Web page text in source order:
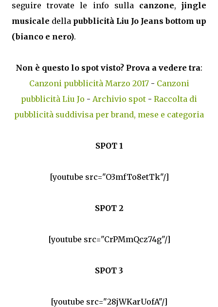
seguire trovate le info sulla canzone,jingle
musicale della pubblicità Liu Jo Jeans bottom up
(bianco e nero).
Non è questo lo spot visto? Prova a vedere tra:
Canzoni pubblicità Marzo 2017- Canzoni
pubblicità Liu Jo - Archivio spot - Raccolta di
pubblicità suddivisa per brand, mese e categoria
SPOT 1
[youtube src="O3mfTo8etTk"/]
SPOT 2
[youtube src="CrPMmQcz74g"/]
SPOT 3
[youtube src="28jWKarUofA"/]